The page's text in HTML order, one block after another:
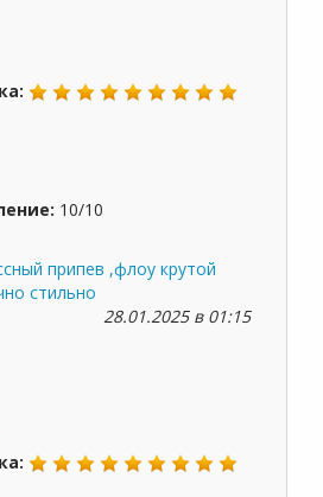
10/10
припев ,флоу крутой
стильно
28.01.2025 в 01:15